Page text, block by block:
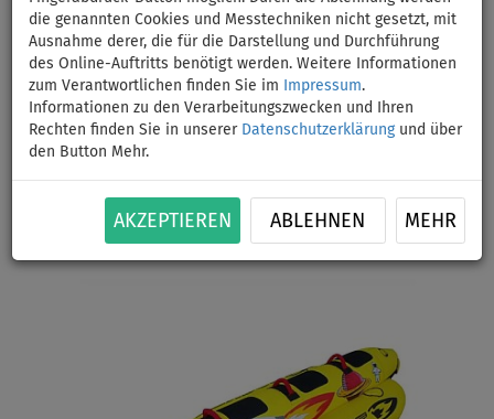
die genannten Cookies und Messtechniken nicht gesetzt, mit
Ausnahme derer, die für die Darstellung und Durchführung
des Online-Auftritts benötigt werden. Weitere Informationen
zum Verantwortlichen finden Sie im
Impressum.
Informationen zu den Verarbeitungszwecken und Ihren
Rechten finden Sie in unserer Datenschutzerklärungund über
den Button Mehr.
AKZEPTIEREN ABLEHNEN MEHR
Personen - Variante: +
Towable Rope
BIS
-5 %
VERSAND
GRATIS
Previous Next